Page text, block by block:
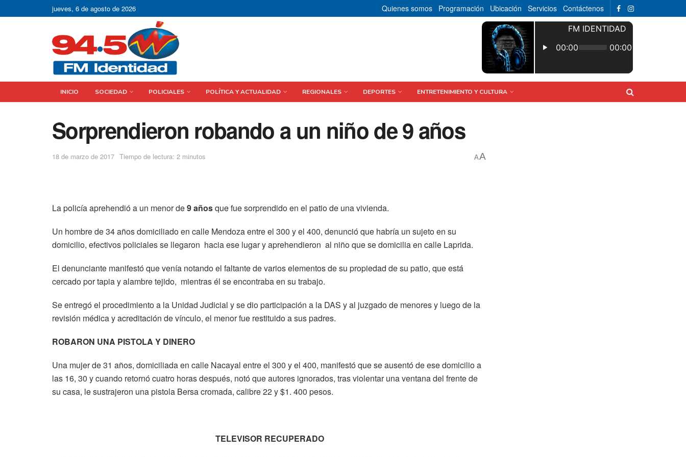
jueves, 6 de agosto de 2026 Quienes somos Programación Ubicación Servicios Contáctenos
INICIO SOCIEDAD POLICIALES POLÍTICA Y ACTUALIDAD REGIONALES DEPORTES ENTRETENIMIENTO Y CULTURA
Sorprendieron robando a un niño de 9 años
18 de marzo de 2017 Tiempo de lectura: 2 minutos AA
La policía aprehendió a un menor de9 añosque fue sorprendido en el patio de una vivienda.
Un hombre de 34 años domiciliado en calle Mendoza entre el 300 y el 400, denunció que habría un sujeto en su
domicilio, efectivos policiales se llegaron hacia ese lugar y aprehendieron al niño que se domicilia en calle Laprida.
El denunciante manifestó que venía notando el faltante de varios elementos de su propiedad de su patio, que está
cercado por tapia y alambre tejido, mientras él se encontraba en su trabajo.
Se entregó el procedimiento a la Unidad Judicial y se dio participación a la DAS y al juzgado de menores y luego de la
revisión médica y acreditación de vínculo, el menor fue restituido a sus padres.
ROBARON UNA PISTOLA Y DINERO
Una mujer de 31 años, domiciliada en calle Nacayal entre el 300 y el 400, manifestó que se ausentó de ese domicilio a
las 16, 30 y cuando retornó cuatro horas después, notó que autores ignorados, tras violentar una ventana del frente de
su casa, le sustrajeron una pistola Bersa cromada, calibre 22 y $1. 400 pesos.
TELEVISOR RECUPERADO